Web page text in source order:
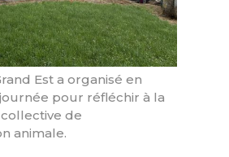
Est a organisé en
pour réfléchir à la
de
animale.